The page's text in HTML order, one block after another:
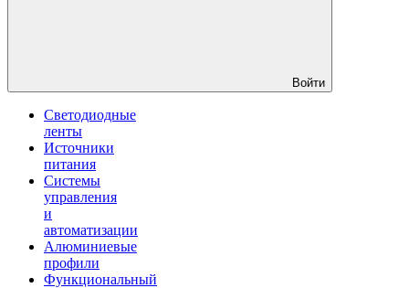
Войти
Светодиодные
ленты
Источники
питания
Системы
управления
и
автоматизации
Алюминиевые
профили
Функциональный